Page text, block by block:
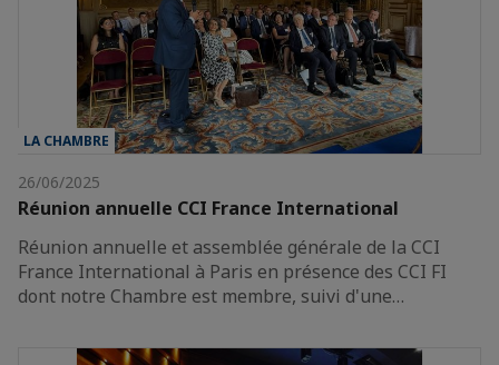
LA CHAMBRE
26/06/2025
Réunion annuelle CCI France International
Réunion annuelle et assemblée générale de la CCI
France International à Paris en présence des CCI FI
dont notre Chambre est membre, suivi d'une…